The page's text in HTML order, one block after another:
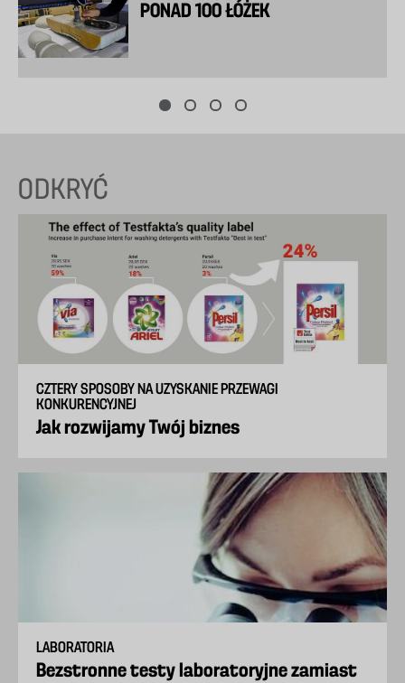
PONAD 100 ŁÓŻEK
ODKRYĆ
CZTERY SPOSOBY NA UZYSKANIE PRZEWAGI
KONKURENCYJNEJ
Jak rozwijamy Twój biznes
LABORATORIA
Bezstronne testy laboratoryjne zamiast